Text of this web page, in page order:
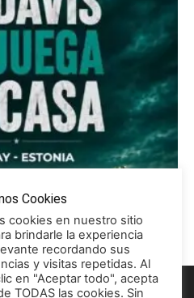
al Círculo
Cookies
cookies en nuestro sitio
brindarle la experiencia
recordando sus
y visitas repetidas. Al
en "Aceptar todo", acepta
TODAS las cookies. Sin